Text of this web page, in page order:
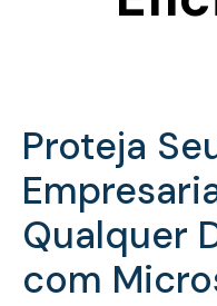
Proteja
Qualquer
com